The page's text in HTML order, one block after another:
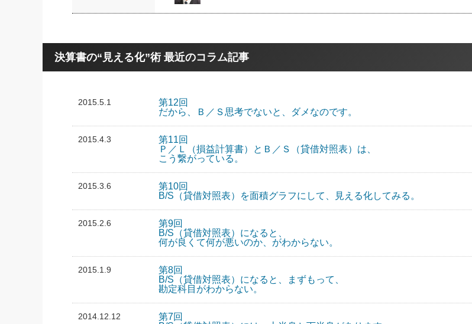
決算書の“見える化”術 最近のコラム記事
2015.5.1
第12回
だから、Ｂ／Ｓ思考でないと、ダメなのです。
2015.4.3
第11回
Ｐ／Ｌ（損益計算書）とＢ／Ｓ（貸借対照表）は、
こう繋がっている。
2015.3.6
第10回
B/S（貸借対照表）を面積グラフにして、見える化してみる。
2015.2.6
第9回
B/S（貸借対照表）になると、
何が良くて何が悪いのか、がわからない。
2015.1.9
第8回
B/S（貸借対照表）になると、まずもって、
勘定科目がわからない。
2014.12.12
第7回